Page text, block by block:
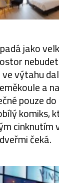
jako
výtahu
a
pouze
komiks,
čeká.